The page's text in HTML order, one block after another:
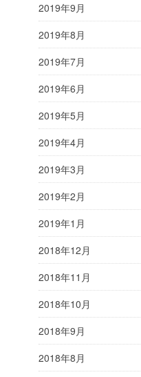
2019年9月
2019年8月
2019年7月
2019年6月
2019年5月
2019年4月
2019年3月
2019年2月
2019年1月
2018年12月
2018年11月
2018年10月
2018年9月
2018年8月